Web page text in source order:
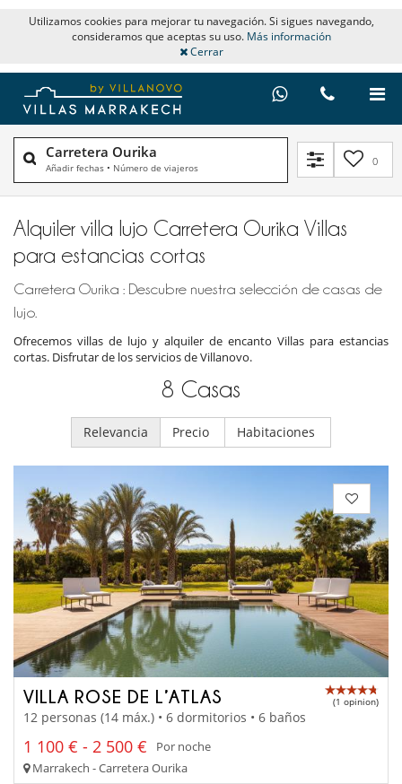
Utilizamos cookies para mejorar tu navegación. Si sigues navegando,
consideramos que aceptas su uso. Más información
Cerrar
Carretera Ourika
Añadir fechas • Número de viajeros 0
Alquiler villa lujo Carretera Ourika Villas
para estancias cortas
Carretera Ourika : Descubre nuestra selección de casas de
lujo.
Ofrecemos villas de lujo y alquiler de encanto Villas para estancias
cortas. Disfrutar de los servicios de Villanovo.
8 Casas
Relevancia Precio Habitaciones
VILLA ROSE DE L’ATLAS (1 opinion)
12 personas (14 máx.) • 6 dormitorios • 6 baños
1 100 € - 2 500 €
Por noche
Marrakech - Carretera Ourika